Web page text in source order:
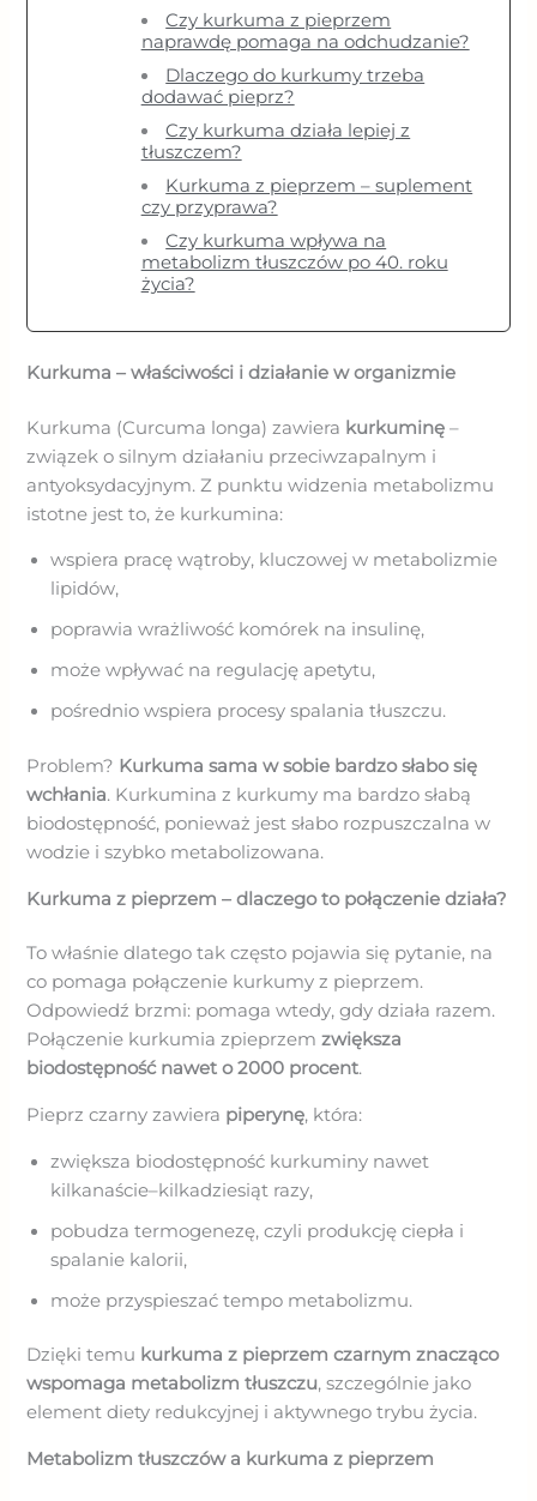
Czy kurkuma z pieprzem
naprawdę pomaga na odchudzanie?
Dlaczego do kurkumy trzeba
dodawać pieprz?
Czy kurkuma działa lepiej z
tłuszczem?
Kurkuma z pieprzem – suplement
czy przyprawa?
Czy kurkuma wpływa na
metabolizm tłuszczów po 40. roku
życia?
Kurkuma – właściwości i działanie w organizmie
Kurkuma (Curcuma longa) zawiera kurkuminę –
związek o silnym działaniu przeciwzapalnym i
antyoksydacyjnym. Z punktu widzenia metabolizmu
istotne jest to, że kurkumina:
wspiera pracę wątroby, kluczowej w metabolizmie
lipidów,
poprawia wrażliwość komórek na insulinę,
może wpływać na regulację apetytu,
pośrednio wspiera procesy spalania tłuszczu.
Problem? Kurkuma sama w sobie bardzo słabo się
wchłania. Kurkumina z kurkumy ma bardzo słabą
biodostępność, ponieważ jest słabo rozpuszczalna w
wodzie i szybko metabolizowana.
Kurkuma z pieprzem – dlaczego to połączenie działa?
To właśnie dlatego tak często pojawia się pytanie, na
co pomaga połączenie kurkumy z pieprzem.
Odpowiedź brzmi: pomaga wtedy, gdy działa razem.
Połączenie kurkumia zpieprzemzwiększa
biodostępność nawet o 2000 procent.
Pieprz czarny zawiera piperynę, która:
zwiększa biodostępność kurkuminy nawet
kilkanaście–kilkadziesiąt razy,
pobudza termogenezę, czyli produkcję ciepła i
spalanie kalorii,
może przyspieszać tempo metabolizmu.
Dzięki temu kurkuma z pieprzem czarnym znacząco
wspomaga metabolizm tłuszczu, szczególnie jako
element diety redukcyjnej i aktywnego trybu życia.
Metabolizm tłuszczów a kurkuma z pieprzem